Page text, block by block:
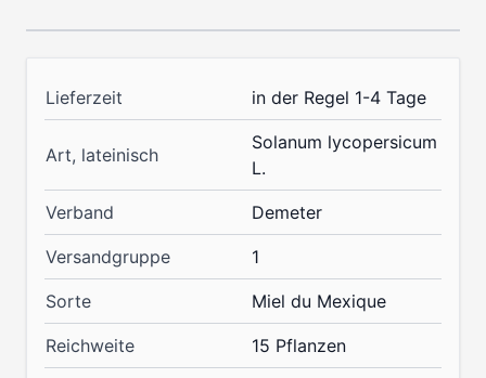
Lieferzeit in der Regel 1-4 Tage
Art, lateinisch
Solanum lycopersicum
L.
Verband Demeter
Versandgruppe 1
Sorte Miel du Mexique
Reichweite 15 Pflanzen